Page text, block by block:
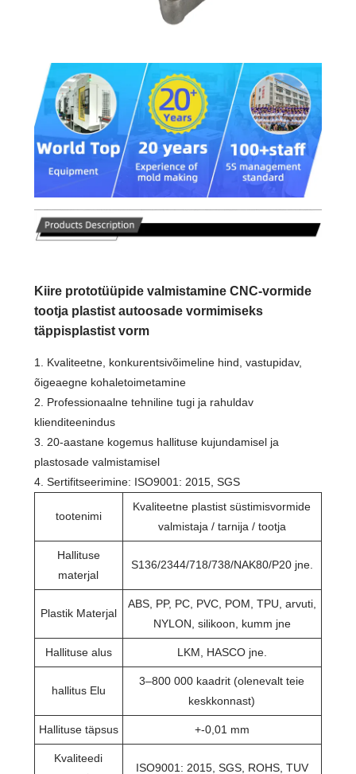
Kiire prototüüpide valmistamine CNC-vormide
tootja plastist autoosade vormimiseks
täppisplastist vorm
1. Kvaliteetne, konkurentsivõimeline hind, vastupidav,
õigeaegne kohaletoimetamine
2. Professionaalne tehniline tugi ja rahuldav
klienditeenindus
3. 20-aastane kogemus hallituse kujundamisel ja
plastosade valmistamisel
4. Sertifitseerimine: ISO9001: 2015, SGS
tootenimi
Kvaliteetne plastist süstimisvormide
valmistaja / tarnija / tootja
Hallituse
materjal
S136/2344/718/738/NAK80/P20 jne.
Plastik Materjal
ABS, PP, PC, PVC, POM, TPU, arvuti,
NYLON, silikoon, kumm jne
Hallituse alus LKM, HASCO jne.
hallitus Elu
3–800 000 kaadrit (olenevalt teie
keskkonnast)
Hallituse täpsus +-0,01 mm
Kvaliteedi
ISO9001: 2015, SGS, ROHS, TUV